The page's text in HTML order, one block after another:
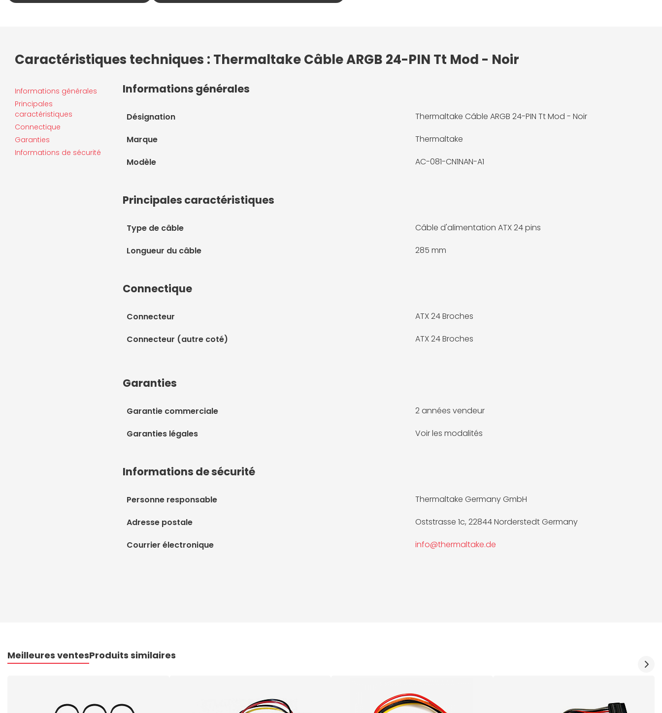
Caractéristiques techniques : Thermaltake Câble ARGB 24-PIN Tt Mod - Noir
Informations générales
Principales
caractéristiques
Connectique
Garanties
Informations de sécurité
Informations générales
Désignation Thermaltake Câble ARGB 24-PIN Tt Mod - Noir
Marque Thermaltake
Modèle AC-081-CN1NAN-A1
Principales caractéristiques
Type de câble Câble d'alimentation ATX 24 pins
Longueur du câble 285 mm
Connectique
Connecteur ATX 24 Broches
Connecteur (autre coté) ATX 24 Broches
Garanties
Garantie commerciale 2 années vendeur
Garanties légales Voir les modalités
Informations de sécurité
Personne responsable Thermaltake Germany GmbH
Adresse postale Oststrasse 1c, 22844 Norderstedt Germany
Courrier électronique info@thermaltake.de
Meilleures ventesProduits similaires